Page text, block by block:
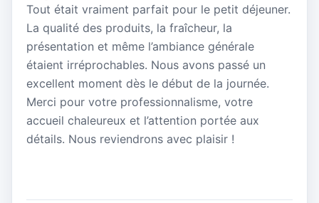
Tout était vraiment parfait pour le petit déjeuner.
La qualité des produits, la fraîcheur, la
présentation et même l’ambiance générale
étaient irréprochables. Nous avons passé un
excellent moment dès le début de la journée.
Merci pour votre professionnalisme, votre
accueil chaleureux et l’attention portée aux
détails. Nous reviendrons avec plaisir !